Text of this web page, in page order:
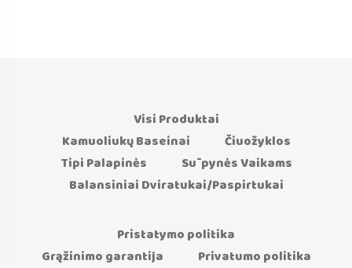
Visi Produktai
Kamuoliukų Baseinai
Čiuožyklos
Tipi Palapinės
Sūpynės Vaikams
Balansiniai Dviratukai/Paspirtukai
Pristatymo politika
Grąžinimo garantija
Privatumo politika